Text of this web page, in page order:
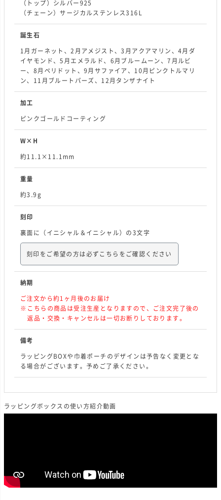
（トップ）シルバー925
（チェーン）サージカルステンレス316L
誕生石
1月ガーネット、2月アメジスト、3月アクアマリン、4月ダ
イヤモンド、5月エメラルド、6月ブルームーン、7月ルビ
ー、8月ペリドット、9月サファイア、10月ピンクトルマリ
ン、11月ブルートパーズ、12月タンザナイト
加工
ピンクゴールドコーティング
W×H
約11.1×11.1mm
重量
約3.9g
刻印
裏面に（イニシャル＆イニシャル）の3文字
刻印をご希望の方は必ずこちらをご確認ください
納期
ご注文から約1ヶ月後のお届け
こちらの商品は受注生産となりますので、ご注文完了後の
返品・交換・キャンセルは一切お断りしております。
備考
ラッピングBOXや巾着ポーチのデザインは予告なく変更とな
る場合がございます。予めご了承ください。
ラッピングボックスの使い方紹介動画